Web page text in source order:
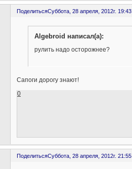
ПоделитьсяСуббота, 28 апреля, 2012г. 19:43
Algebroid написал(а):
рулить надо осторожнее?
Сапоги дорогу знают!
0
ПоделитьсяСуббота, 28 апреля, 2012г. 21:55